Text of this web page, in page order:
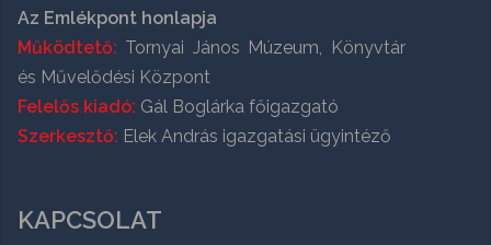
Az Emlékpont honlapja
Működtető: Tornyai János Múzeum, Könyvtár
és Művelődési Központ
Felelős kiadó: Gál Boglárka főigazgató
Szerkesztő: Elek András igazgatási ügyintéző
KAPCSOLAT